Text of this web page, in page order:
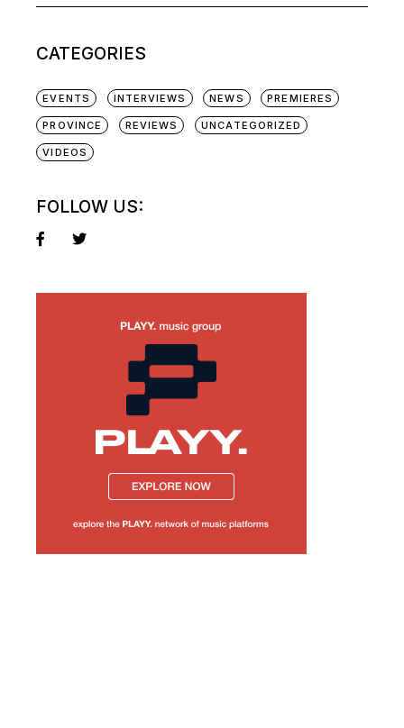
CATEGORIES
EVENTS INTERVIEWS NEWS PREMIERES
PROVINCE REVIEWS UNCATEGORIZED
VIDEOS
FOLLOW US: